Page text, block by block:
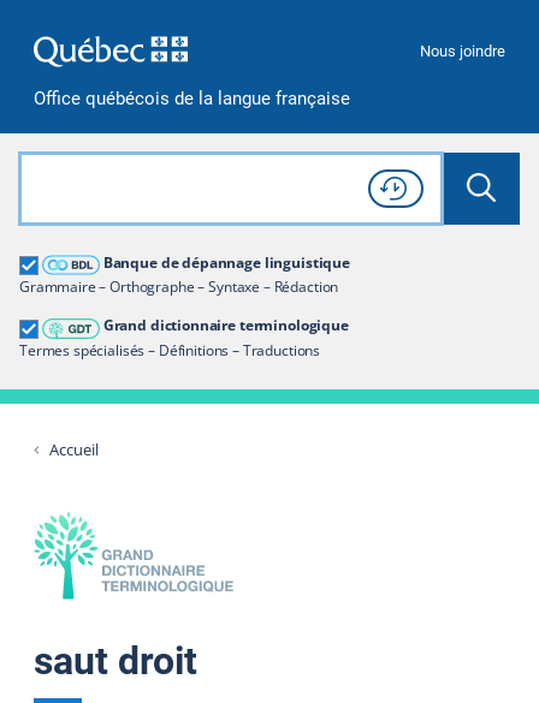
Office québécois de la langue française
Nous joindre
Rechercher dans tout le site
Lancer
Consulter l'
Historique
de recherche
Banque de dépannage linguistique
Grammaire – Orthographe – Syntaxe – Rédaction
Grand dictionnaire terminologique
Termes spécialisés – Définitions – Traductions
Grand dictionnaire terminologique
Restreindre aux termes
Accueil
saut droit